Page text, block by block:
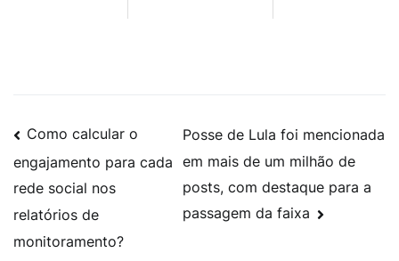
Como calcular o
engajamento para cada
rede social nos
relatórios de
monitoramento?
Posse de Lula foi mencionada
em mais de um milhão de
posts, com destaque para a
passagem da faixa